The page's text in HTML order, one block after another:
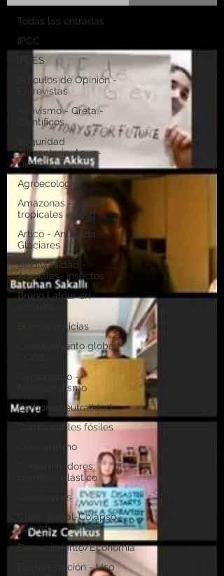
Todas las entradas
IPCC
IPBES
Artículos de Opinión -
Entrevistas
Activismo - Greta -
Científicos
Seguridad
Alimentaria-Agua-
Dieta
Agroecología
Amazonas - Selvas
tropicales - Bosq
Artico - Antártida -
Glaciares
Biodiversidad -
Animales- Insectos
Bruno Latour en
Buenas noticias
Calentamiento global
Capitalismo -
Neoliberalismo
Carbono neutralidad
Combustibles fósiles
Consumismo
Contaminadores:
petróleo, plástico
Coronavirus
Crisis global-Colapso
-Covid
Decrecimiento/Economía
Desforestación - Uso